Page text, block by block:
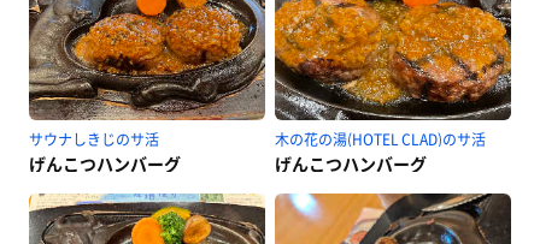
サウナしきじのサ活
げんこつハンバーグ
木の花の湯(HOTEL CLAD)のサ活
げんこつハンバーグ